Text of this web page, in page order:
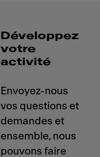
Développez
votre
activité
Envoyez-nous
vos questions et
demandes et
ensemble, nous
pouvons faire